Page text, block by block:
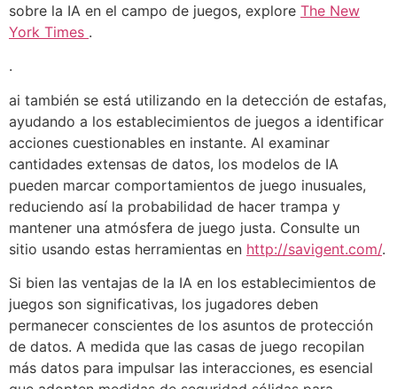
sobre la IA en el campo de juegos, explore The New
York Times .
.
ai también se está utilizando en la detección de estafas,
ayudando a los establecimientos de juegos a identificar
acciones cuestionables en instante. Al examinar
cantidades extensas de datos, los modelos de IA
pueden marcar comportamientos de juego inusuales,
reduciendo así la probabilidad de hacer trampa y
mantener una atmósfera de juego justa. Consulte un
sitio usando estas herramientas en http://savigent.com/.
Si bien las ventajas de la IA en los establecimientos de
juegos son significativas, los jugadores deben
permanecer conscientes de los asuntos de protección
de datos. A medida que las casas de juego recopilan
más datos para impulsar las interacciones, es esencial